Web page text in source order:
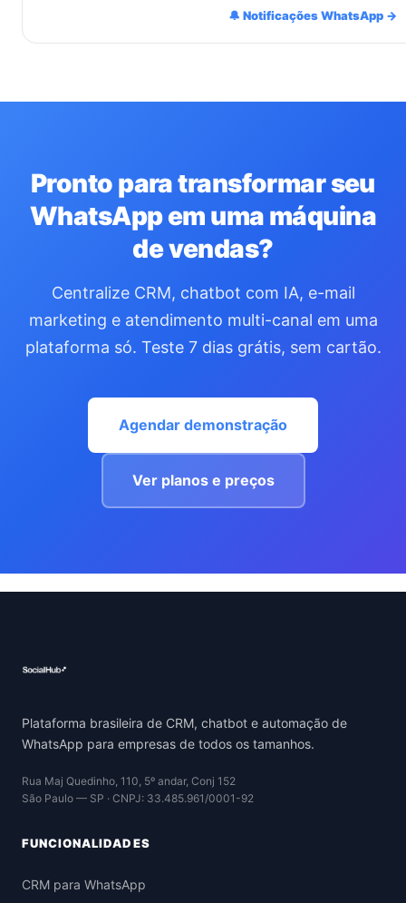
🔔 Notificações WhatsApp →
Pronto para transformar seu
WhatsApp em uma máquina
de vendas?
Centralize CRM, chatbot com IA, e-mail
marketing e atendimento multi-canal em uma
plataforma só. Teste 7 dias grátis, sem cartão.
Agendar demonstração
Ver planos e preços
Plataforma brasileira de CRM, chatbot e automação de
WhatsApp para empresas de todos os tamanhos.
Rua Maj Quedinho, 110, 5º andar, Conj 152
São Paulo — SP · CNPJ: 33.485.961/0001-92
FUNCIONALIDADES
CRM para WhatsApp